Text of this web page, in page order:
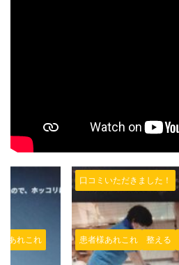
あれこれ
口コミいただきました！
患者様あれこれ 整える